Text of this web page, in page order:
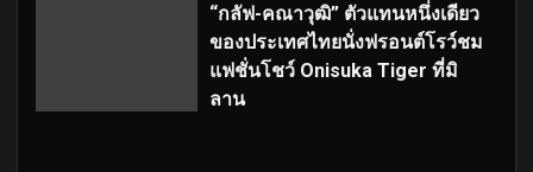
“กลัฟ-คณาวุฒิ” ตัวแทนหนึ่งเดียว
ของประเทศไทยนั่งฟรอนต์โรว์ชม
แฟชั่นโชว์ Onisuka Tiger ที่มิ
ลาน